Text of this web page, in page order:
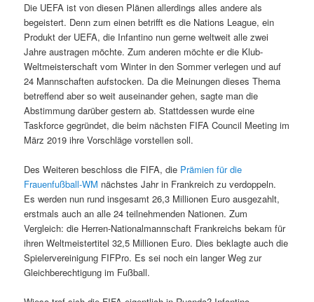
Die UEFA ist von diesen Plänen allerdings alles andere als
begeistert. Denn zum einen betrifft es die Nations League, ein
Produkt der UEFA, die Infantino nun gerne weltweit alle zwei
Jahre austragen möchte. Zum anderen möchte er die Klub-
Weltmeisterschaft vom Winter in den Sommer verlegen und auf
24 Mannschaften aufstocken. Da die Meinungen dieses Thema
betreffend aber so weit auseinander gehen, sagte man die
Abstimmung darüber gestern ab. Stattdessen wurde eine
Taskforce gegründet, die beim nächsten FIFA Council Meeting im
März 2019 ihre Vorschläge vorstellen soll.
Des Weiteren beschloss die FIFA, die Prämien für die
Frauenfußball-WM nächstes Jahr in Frankreich zu verdoppeln.
Es werden nun rund insgesamt 26,3 Millionen Euro ausgezahlt,
erstmals auch an alle 24 teilnehmenden Nationen. Zum
Vergleich: die Herren-Nationalmannschaft Frankreichs bekam für
ihren Weltmeistertitel 32,5 Millionen Euro. Dies beklagte auch die
Spielervereinigung FIFPro. Es sei noch ein langer Weg zur
Gleichberechtigung im Fußball.